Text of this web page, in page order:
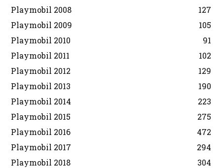
Playmobil 2008
127
Playmobil 2009
105
Playmobil 2010
91
Playmobil 2011
102
Playmobil 2012
129
Playmobil 2013
190
Playmobil 2014
223
Playmobil 2015
275
Playmobil 2016
472
Playmobil 2017
294
Playmobil 2018
304